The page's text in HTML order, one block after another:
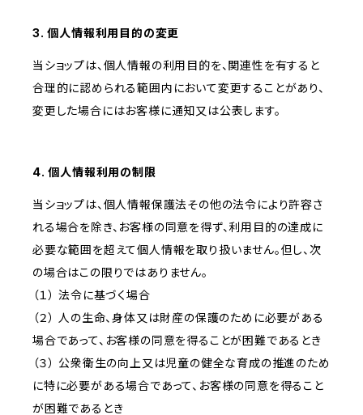
3. 個人情報利用目的の変更
当ショップは、個人情報の利用目的を、関連性を有すると
合理的に認められる範囲内において変更することがあり、
変更した場合にはお客様に通知又は公表します。
4. 個人情報利用の制限
当ショップは、個人情報保護法その他の法令により許容さ
れる場合を除き、お客様の同意を得ず、利用目的の達成に
必要な範囲を超えて個人情報を取り扱いません。但し、次
の場合はこの限りではありません。
（１） 法令に基づく場合
（２） 人の生命、身体又は財産の保護のために必要がある
場合であって、お客様の同意を得ることが困難であるとき
（３） 公衆衛生の向上又は児童の健全な育成の推進のため
に特に必要がある場合であって、お客様の同意を得ること
が困難であるとき